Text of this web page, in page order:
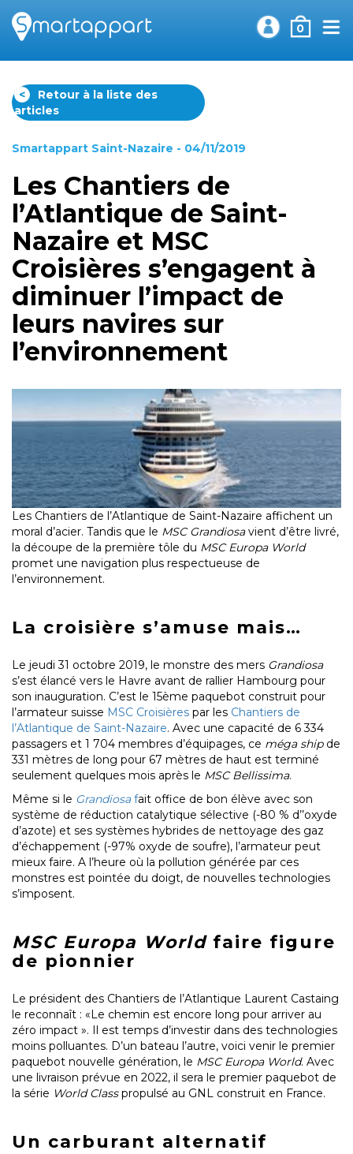
0
<
Retour à la liste des
articles
Smartappart Saint-Nazaire - 04/11/2019
Les Chantiers de
l’Atlantique de Saint-
Nazaire et MSC
Croisières s’engagent à
diminuer l’impact de
leurs navires sur
l’environnement
Les Chantiers de l’Atlantique de Saint-Nazaire affichent un
moral d’acier. Tandis que le MSC Grandiosavient d’être livré,
la découpe de la première tôle du MSC Europa World
promet une navigation plus respectueuse de
l’environnement.
La croisière s’amuse mais…
Le jeudi 31 octobre 2019, le monstre des mers Grandiosa
s’est élancé vers le Havre avant de rallier Hambourg pour
son inauguration. C’est le 15ème paquebot construit pour
l’armateur suisse MSC Croisières par les Chantiers de
l’Atlantique de Saint-Nazaire. Avec une capacité de 6 334
passagers et 1 704 membres d’équipages, ce méga ship de
331 mètres de long pour 67 mètres de haut est terminé
seulement quelques mois après le MSC Bellissima.
Même si le Grandiosafait office de bon élève avec son
système de réduction catalytique sélective (-80 % d’’oxyde
d’azote) et ses systèmes hybrides de nettoyage des gaz
d’échappement (-97% oxyde de soufre), l’armateur peut
mieux faire. A l’heure où la pollution générée par ces
monstres est pointée du doigt, de nouvelles technologies
s’imposent.
MSC Europa Worldfaire figure
de pionnier
Le président des Chantiers de l’Atlantique Laurent Castaing
le reconnaît : «Le chemin est encore long pour arriver au
zéro impact ». Il est temps d’investir dans des technologies
moins polluantes. D’un bateau l’autre, voici venir le premier
paquebot nouvelle génération, le MSC Europa World. Avec
une livraison prévue en 2022, il sera le premier paquebot de
la série World Classpropulsé au GNL construit en France.
Un carburant alternatif